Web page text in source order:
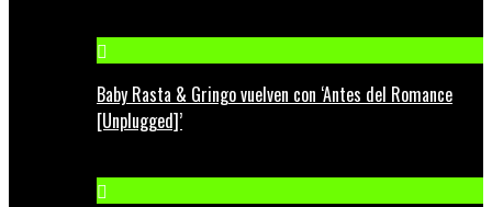
Baby Rasta & Gringo vuelven con ‘Antes del Romance
[Unplugged]’